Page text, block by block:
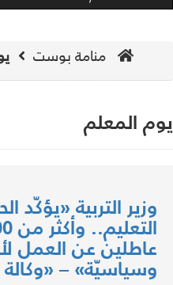
منامة بوست
المعلم
وزير التربية «يؤكّد
عاطلين عن العمل
وسياسيّة» – «وكالة